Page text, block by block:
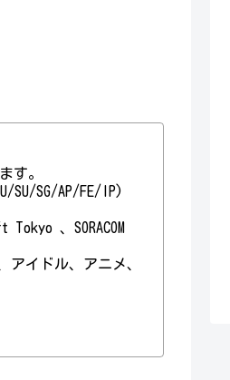
す。
SU/SG/AP/FE/IP)
、SORACOM
アイドル、アニメ、